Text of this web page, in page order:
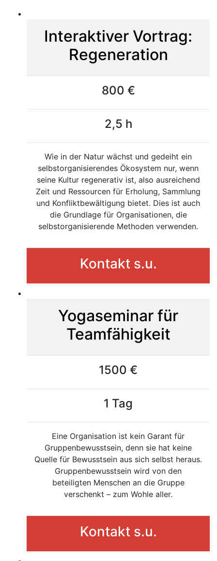
Interaktiver Vortrag:
Regeneration
800 €
2,5 h
Wie in der Natur wächst und gedeiht ein
selbstorganisierendes Ökosystem nur, wenn
seine Kultur regenerativ ist, also ausreichend
Zeit und Ressourcen für Erholung, Sammlung
und Konfliktbewältigung bietet. Dies ist auch
die Grundlage für Organisationen, die
selbstorganisierende Methoden verwenden.
Kontakt s.u.
Yogaseminar für
Teamfähigkeit
1500 €
1 Tag
Eine Organisation ist kein Garant für
Gruppenbewusstsein, denn sie hat keine
Quelle für Bewusstsein aus sich selbst heraus.
Gruppenbewusstsein wird von den
beteiligten Menschen an die Gruppe
verschenkt – zum Wohle aller.
Kontakt s.u.